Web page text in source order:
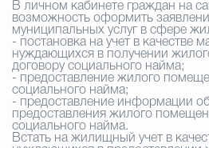
В личном кабинете граждан на
возможность оформить
муниципальных услуг в сфере
- постановка на учет в качестве
нуждающихся в получении
договору социального найма;
- предоставление жилого
социального найма;
- предоставление информации
предоставления жилого
социального найма.
Встать на жилищный учет в